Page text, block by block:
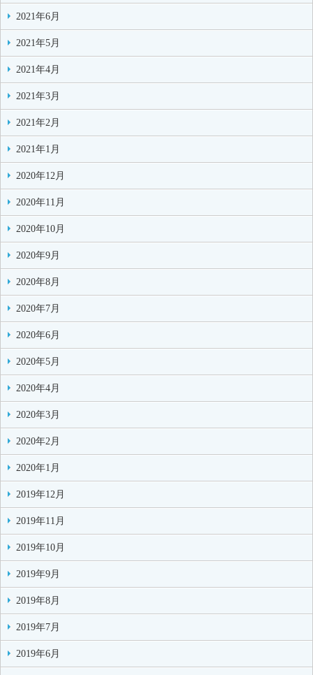
2021年6月
2021年5月
2021年4月
2021年3月
2021年2月
2021年1月
2020年12月
2020年11月
2020年10月
2020年9月
2020年8月
2020年7月
2020年6月
2020年5月
2020年4月
2020年3月
2020年2月
2020年1月
2019年12月
2019年11月
2019年10月
2019年9月
2019年8月
2019年7月
2019年6月